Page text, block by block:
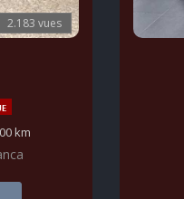
2.183 vues
km